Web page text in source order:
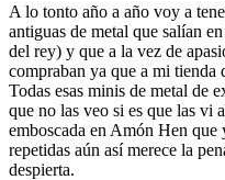
A lo tonto año a año voy a
antiguas de metal que salían
del rey) y que a la vez de
compraban ya que a mi tienda
Todas esas minis de metal de
que no las veo si es que las vi
emboscada en Amón Hen que
repetidas aún así merece la
despierta.